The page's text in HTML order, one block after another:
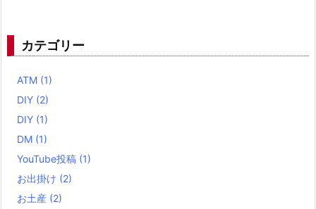
カテゴリー
ATM (1)
DIY (2)
DIY (1)
DM (1)
YouTube投稿 (1)
お出掛け (2)
お土産 (2)